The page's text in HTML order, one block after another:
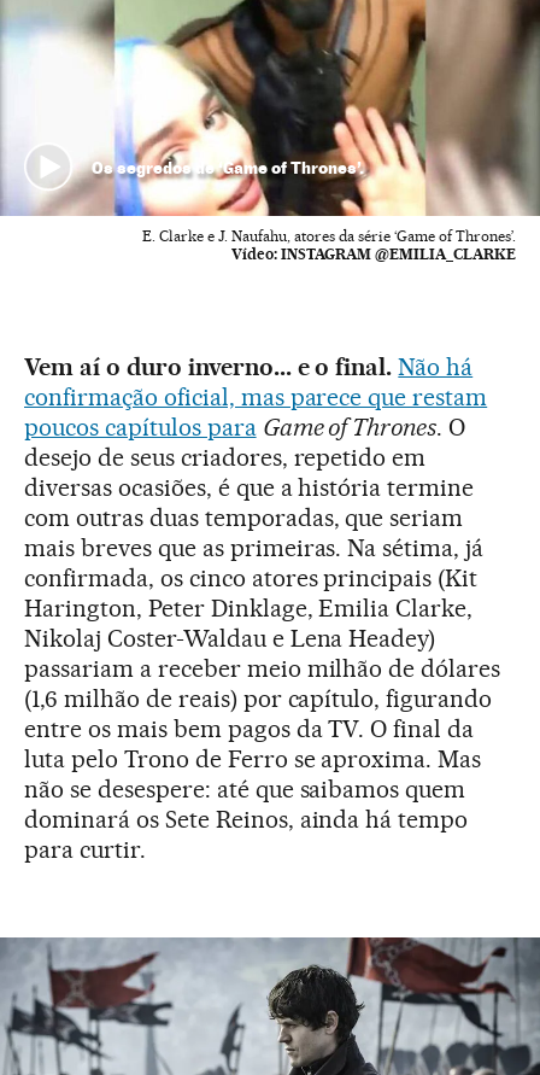
Os segredos de ‘Game of Thrones’.
E. Clarke e J. Naufahu, atores da série ‘Game of Thrones’.
Vídeo: INSTAGRAM @EMILIA_CLARKE
Vem aí o duro inverno... e o final.Não há
confirmação oficial, mas parece que restam
poucos capítulos para Game of Thrones. O
desejo de seus criadores, repetido em
diversas ocasiões, é que a história termine
com outras duas temporadas, que seriam
mais breves que as primeiras. Na sétima, já
confirmada, os cinco atores principais (Kit
Harington, Peter Dinklage, Emilia Clarke,
Nikolaj Coster-Waldau e Lena Headey)
passariam a receber meio milhão de dólares
(1,6 milhão de reais) por capítulo, figurando
entre os mais bem pagos da TV. O final da
luta pelo Trono de Ferro se aproxima. Mas
não se desespere: até que saibamos quem
dominará os Sete Reinos, ainda há tempo
para curtir.